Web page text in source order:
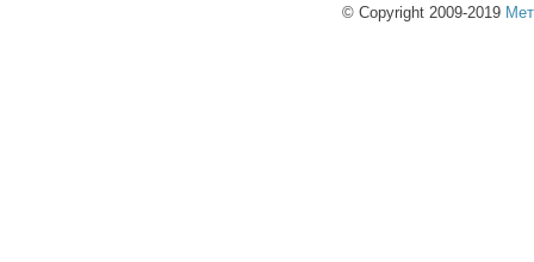
© Copyright 2009-2019